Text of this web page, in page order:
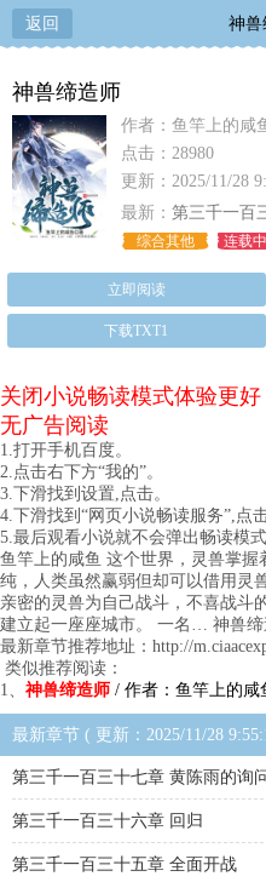
返回 神兽
神兽缔造师
作者：鱼竿上的咸
点击：28980
更新：2025/11/28
最新： 第三千一百
综合其他 连载中
立即阅读
下载TXT1
关闭小说畅读模式体验更好
无广告阅读
1.打开手机百度。
2.点击右下方“我的”。
3.下滑找到设置,点击。
4.下滑找到“网页小说畅读服务”,点
5.最后观看小说就不会弹出畅读模式
鱼竿上的咸鱼 这个世界，灵兽掌
纯，人类虽然赢弱但却可以借用灵
亲密的灵兽为自己战斗，不喜战斗
建立起一座座城市。 一名… 神兽
最新章节推荐地址：http://
类似推荐阅读：
1、 神兽缔造师 / 作者：鱼竿上的咸
最新章节 ( 更新：2025/11/28
第三千一百三十七章 黄陈雨的询
第三千一百三十六章 回归
第三千一百三十五章 全面开战